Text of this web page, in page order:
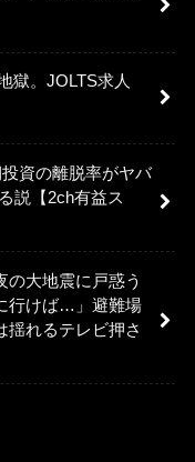
獄。JOLTS求人
投資の離脱率がヤバ
説【2ch有益ス
の大地震に戸惑う
行けば…」避難場
れるテレビ押さ